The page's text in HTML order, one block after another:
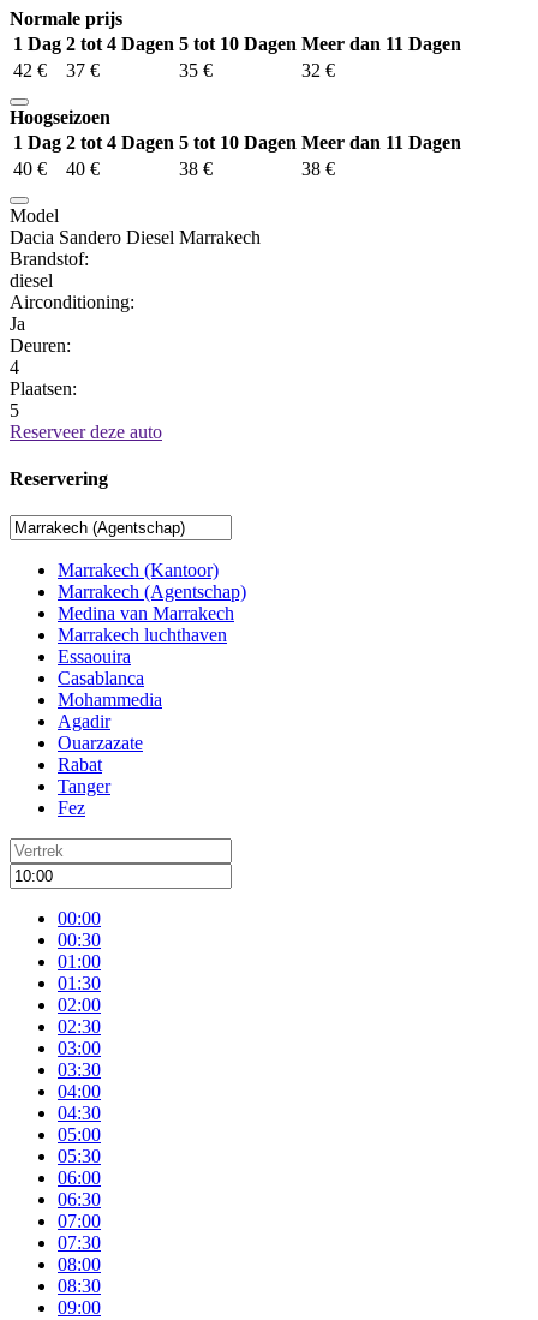
Normale prijs
1 Dag 2 tot 4 Dagen 5 tot 10 Dagen Meer dan 11 Dagen
42 €
37 € 35 € 32 €
Hoogseizoen
1 Dag 2 tot 4 Dagen 5 tot 10 Dagen Meer dan 11 Dagen
40 €
40 € 38 € 38 €
Model
Dacia Sandero Diesel Marrakech
Brandstof:
diesel
Airconditioning:
Ja
Deuren:
4
Plaatsen:
5
Reserveer deze auto
Reservering
Marrakech (Kantoor)
Marrakech (Agentschap)
Medina van Marrakech
Marrakech luchthaven
Essaouira
Casablanca
Mohammedia
Agadir
Ouarzazate
Rabat
Tanger
Fez
00:00
00:30
01:00
01:30
02:00
02:30
03:00
03:30
04:00
04:30
05:00
05:30
06:00
06:30
07:00
07:30
08:00
08:30
09:00